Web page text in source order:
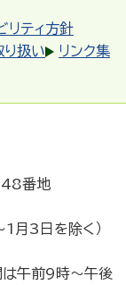
リティ方針
扱い
リンク集
番地
月3日を除く）
は午前9時～午後